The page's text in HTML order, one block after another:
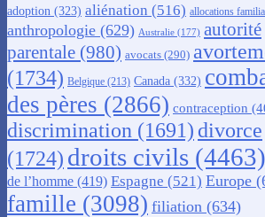
adoption (323) aliénation (516) allocations
anthropologie (629) Australie (177) autorité
parentale (980) avocats (290)
(1734) Belgique (213) Canada (332)
des pères (2866) contraception
discrimination (1691) divorce
(1724) droits civils (4463)
de l’homme (419) Espagne (521) Europe
famille (3098) filiation (634)